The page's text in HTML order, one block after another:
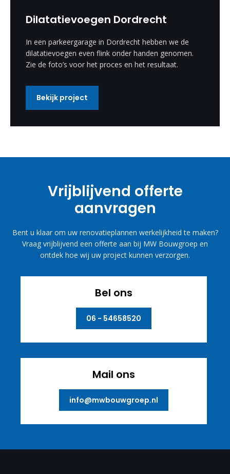
Dilatatievoegen Dordrecht
In een parkeergarage in Dordrecht hebben we de
dilatatievoegen even flink onder handen genomen.
Zie de foto’s voor het proces en het resultaat.
Bekijk project
Vrijblijvend offerte
aanvragen
Bent u klaar om uw renovatieplannen werkelijkheid te maken?
Vraag vrijblijvend een offerte aan bij MW Bouwgroep en
ontdek hoe wij uw project kunnen verzorgen.
Bel ons
06 - 54658520
Mail ons
info@mwbouwgroep.nl